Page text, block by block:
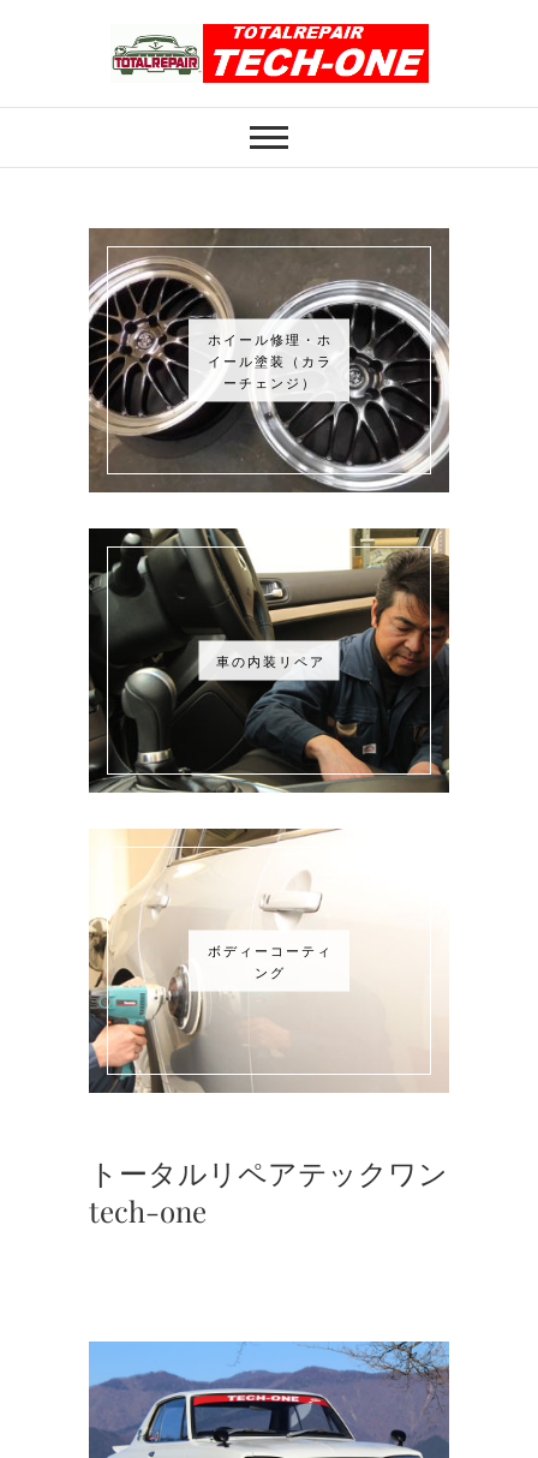
ホイール修理のト
ータルリペアテッ
クワン
ホイール修理・ホ
イール塗装（カラ
ーチェンジ）
車の内装リペア
ボディーコーティ
ング
トータルリペアテックワン
tech-one